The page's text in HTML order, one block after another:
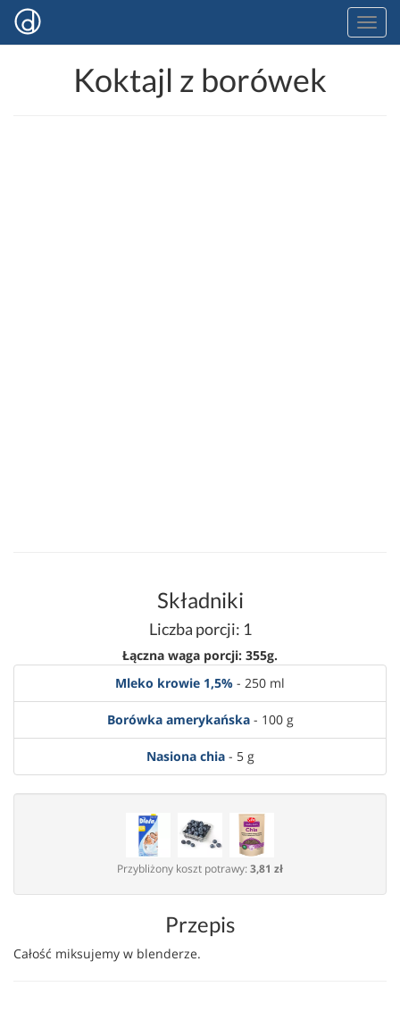
Koktajl z borówek
Składniki
Liczba porcji: 1
Łączna waga porcji: 355g.
Mleko krowie 1,5% - 250 ml
Borówka amerykańska- 100 g
Nasiona chia- 5 g
Przybliżony koszt potrawy:3,81 zł
Przepis
Całość miksujemy w blenderze.